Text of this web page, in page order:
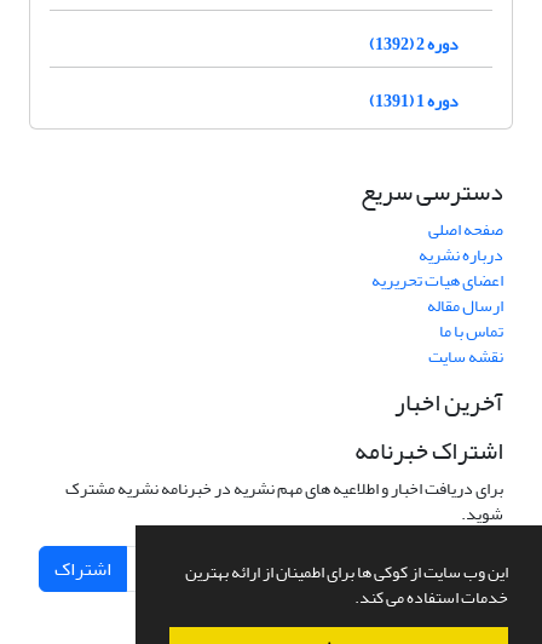
این وب سایت از کوکی ها برای اطمینان از ارائه بهترین
خدمات استفاده می کند.
دوره 2 (1392)
دوره 1 (1391)
دسترسی سریع
صفحه اصلی
درباره نشریه
اعضای هیات تحریریه
ارسال مقاله
تماس با ما
نقشه سایت
آخرین اخبار
اشتراک خبرنامه
برای دریافت اخبار و اطلاعیه های مهم نشریه در خبرنامه نشریه مشترک
شوید.
اشتراک